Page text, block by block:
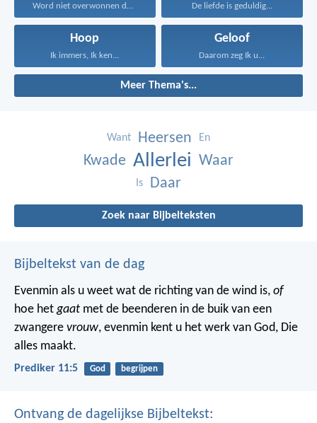
Word niet overwonnen door... De liefde is geduldig...
Hoop
Ik immers, Ik ken...
Geloof
Daarom zeg Ik u...
Meer Thema's...
Want Heersen En
Kwade Allerlei Waar
Is Daar
Zoek naar Bijbelteksten
Bijbeltekst van de dag
Evenmin als u weet wat de richting van de wind is, of
hoe hetgaat met de beenderen in de buik van een
zwangere vrouw, evenmin kent u het werk van God, Die
alles maakt.
Prediker 11:5 God begrijpen
Ontvang de dagelijkse Bijbeltekst: